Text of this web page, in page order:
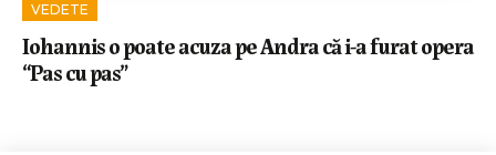
VEDETE
Iohannis o poate acuza pe Andra că i-a furat opera
“Pas cu pas”